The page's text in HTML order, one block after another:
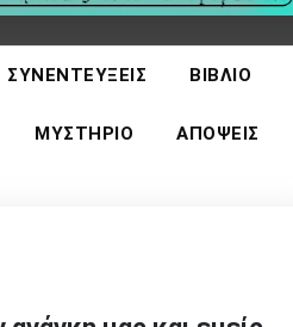
ΣΥΝΕΝΤΕΎΞΕΙΣ ΒΙΒΛΊΟ
ΜΥΣΤΉΡΙΟ ΑΠΌΨΕΙΣ